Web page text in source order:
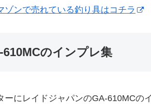
ゾンで売れている釣り具はコチラ
610MCのインプレ集
ーにレイドジャパンのGA-610MCの